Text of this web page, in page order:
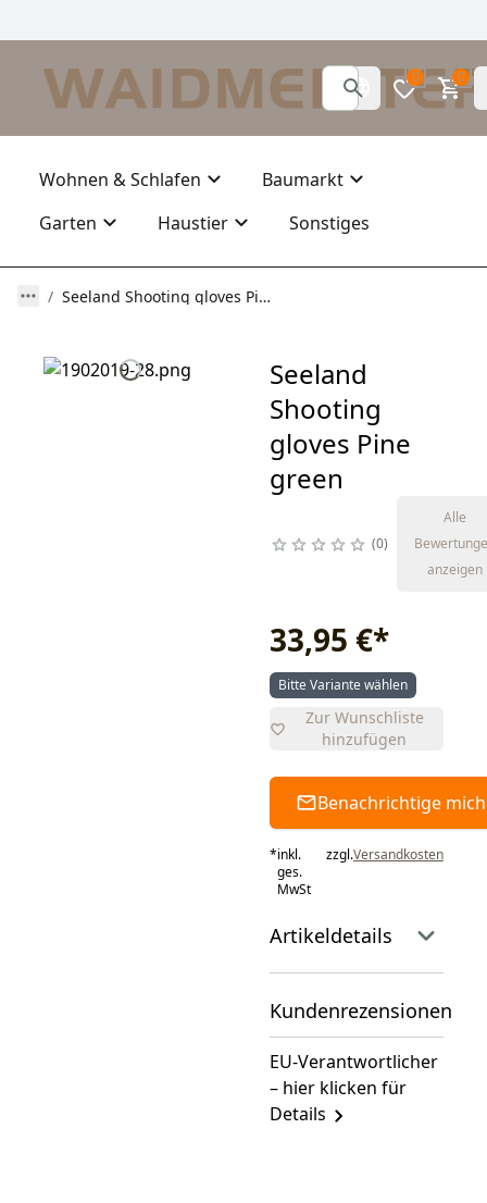
0 0
Wohnen & Schlafen
Baumarkt
Garten
Haustier Sonstiges
Seeland Shooting gloves Pine green
Seeland
Shooting
gloves Pine
green
0
Alle
anzeigen
33,95 €*
Bitte Variante wählen
Zur Wunschliste
hinzufügen
Benachrichtige mich
*inkl.
ges.
MwSt
zzgl.Versandkosten
Artikeldetails
Kundenrezensionen
EU-Verantwortlicher
– hier klicken für
Details